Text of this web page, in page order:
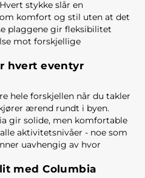
stykke slår en
komfort og stil uten at det
plaggene gir fleksibilitet
mot forskjellige
hvert eventyr
hele forskjellen når du takler
ærend rundt i byen.
gir solide, men komfortable
aktivitetsnivåer - noe som
uavhengig av hvor
med Columbia